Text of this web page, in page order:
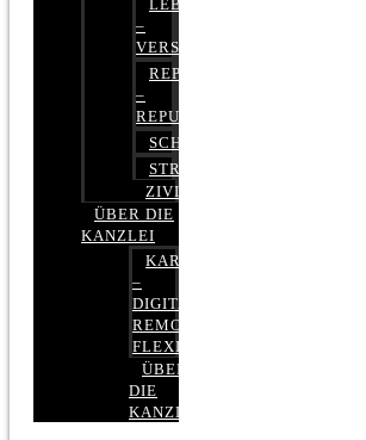
LEBENSVERSICHERUNG
–
VERSICHERUNGSRECHT
REPUTATIONSRECHT
–
REPUTATIONSMANAGEMENT
SCHUFARECHT
STRAFRECHT
ZIVILRECHT
ÜBER DIE
KANZLEI
KARRIERE
–
DIGITAL,
REMOTE,
FLEXIBEL
ÜBER
DIE
KANZLEI